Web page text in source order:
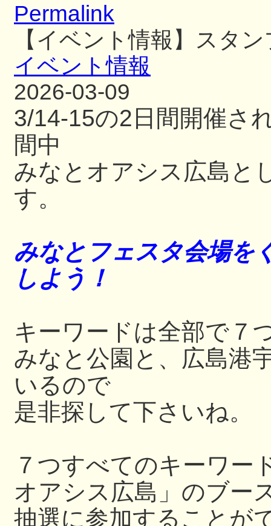
Permalink
【イベント情報】スタ
イベント情報
2026-03-09
3/14-15の2日間開催さ
間中
みなとオアシス広島と
す。
みなとフェスタ会場を
しよう！
キーワードは全部
みなと公園と、広島港
いるので
是非探して下さいね。
７つすべてのキーワー
オアシス広島」のブー
抽選に参加することが